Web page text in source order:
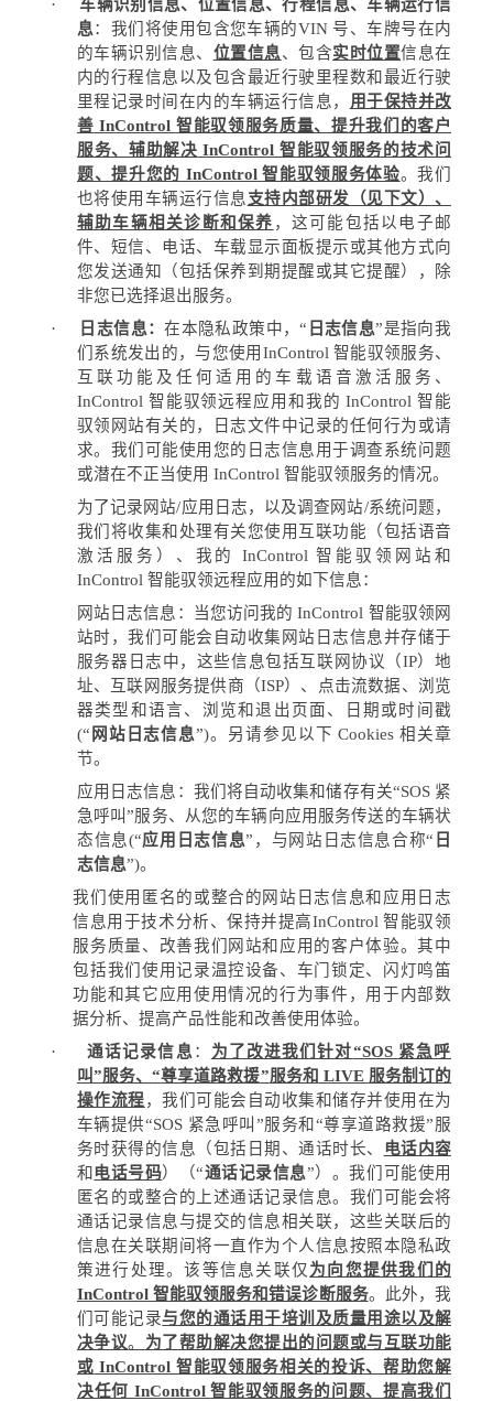
·
车辆识别信息、位置信息、行程信息、车辆运行信
息：我们将使用包含您车辆的VIN 号、车牌号在内
的车辆识别信息、 位置信息、包含实时位置信息在
内的行程信息以及包含最近行驶里程数和最近行驶
里程记录时间在内的车辆运行信息， 用于保持并改
善 InControl 智能驭领服务质量、提升我们的客户
服务、辅助解决 InControl 智能驭领服务的技术问
题、提升您的 InControl智能驭领服务体验。我们
也将使用车辆运行信息 支持内部研发（见下文）、
辅助车辆相关诊断和保养 ，这可能包括以电子邮
件、短信、电话、车载显示面板提示或其他方式向
您发送通知（包括保养到期提醒或其它提醒），除
非您已选择退出服务。
·
日志信息：在本隐私政策中，“ 日志信息”是指向我
们系统发出的，与您使用 InControl 智能驭领服务、
互联功能及任何适用的车载语音激活服务、
InControl 智能驭领远程应用和我的 InControl智能
驭领网站有关的，日志文件中记录的任何行为或请
求。我们可能使用您的日志信息用于调查系统问题
或潜在不正当使用 InControl 智能驭领服务的情况。
为了记录网站/应用日志，以及调查网站/系统问题，
我们将收集和处理有关您使用互联功能（包括语音
激活服务）、我的
InControl智能驭领网站和
InControl 智能驭领远程应用的如下信息：
网站日志信息：当您访问我的 InControl 智能驭领网
站时，我们可能会自动收集网站日志信息并存储于
服务器日志中，这些信息包括互联网协议（IP）地
址、互联网服务提供商（ISP）、点击流数据、浏览
器类型和语言、浏览和退出页面、日期或时间戳
(“ 网站日志信息”)。另请参见以下 Cookies相关章
节。
应用日志信息：我们将自动收集和储存有关“SOS 紧
急呼叫”服务、从您的车辆向应用服务传送的车辆状
态信息(“应用日志信息” ，与网站日志信息合称“ 日
志信息”)。
我们使用匿名的或整合的网站日志信息和应用日志
信息用于技术分析、保持并提高InControl智能驭领
服务质量、改善我们网站和应用的客户体验。其中
包括我们使用记录温控设备、车门锁定、闪灯鸣笛
功能和其它应用使用情况的行为事件，用于内部数
据分析、提高产品性能和改善使用体验。
·
通话记录信息 ： 为了改进我们针对“SOS 紧急呼
叫”服务、“尊享道路救援”服务和 LIVE 服务制订的
操作流程，我们可能会自动收集和储存并使用在为
车辆提供“SOS 紧急呼叫 ”服务和 “尊享道路救援”服
务时获得的信息（包括日期、通话时长、 电话内容
和 电话号码）（“通话记录信息”）。我们可能使用
匿名的或整合的上述通话记录信息。我们可能会将
通话记录信息与提交的信息相关联，这些关联后的
信息在关联期间将一直作为个人信息按照本隐私政
策进行处理。该等信息关联仅为向您提供我们的
InControl 智能驭领服务和错误诊断服务。此外，我
们可能记录与您的通话用于培训及质量用途以及解
决争议。 为了帮助解决您提出的问题或与互联功能
或 InControl 智能驭领服务相关的投诉、帮助您解
决任何 InControl智能驭领服务的问题、提高我们